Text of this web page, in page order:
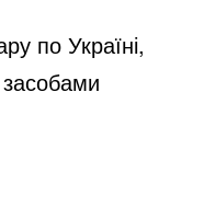
по Україні,